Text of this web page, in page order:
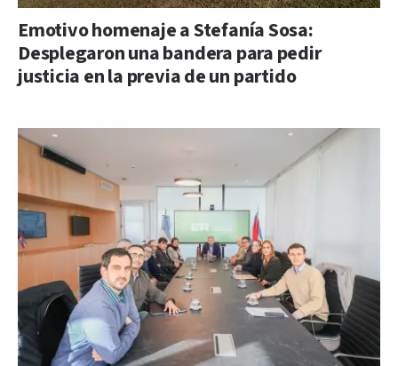
Emotivo homenaje a Stefanía Sosa:
Desplegaron una bandera para pedir
justicia en la previa de un partido